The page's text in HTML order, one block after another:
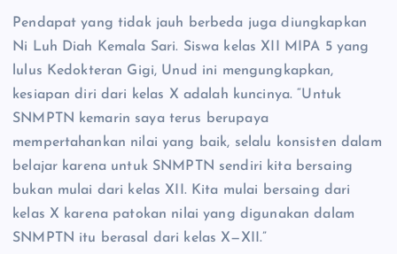
Pendapat yang tidak jauh berbeda juga diungkapkan
Ni Luh Diah Kemala Sari. Siswa kelas XII MIPA 5 yang
lulus Kedokteran Gigi, Unud ini mengungkapkan,
kesiapan diri dari kelas X adalah kuncinya. “Untuk
SNMPTN kemarin saya terus berupaya
mempertahankan nilai yang baik, selalu konsisten dalam
belajar karena untuk SNMPTN sendiri kita bersaing
bukan mulai dari kelas XII. Kita mulai bersaing dari
kelas X karena patokan nilai yang digunakan dalam
SNMPTN itu berasal dari kelas X—XII.”